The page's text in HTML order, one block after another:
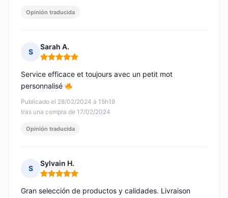
Opinión traducida
S
Sarah A.
Nota: 5 de 5
Publicado el 28/02/2024 à 15h19
tras una compra de 17/02/2024
Service efficace et toujours avec un petit mot
personnalisé
Opinión traducida
S
Sylvain H.
Nota: 5 de 5
Gran selección de productos y calidades. Livraison